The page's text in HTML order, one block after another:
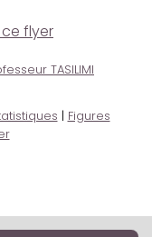
flyer
TASILIMI
| Figures